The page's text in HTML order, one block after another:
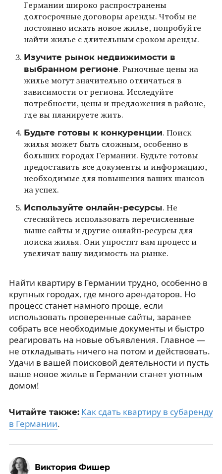
Германии широко распространены
долгосрочные договоры аренды. Чтобы не
постоянно искать новое жилье, попробуйте
найти жилье с длительным сроком аренды.
Изучите рынок недвижимости в
выбранном регионе. Рыночные цены на
жилье могут значительно отличаться в
зависимости от региона. Исследуйте
потребности, цены и предложения в районе,
где вы планируете жить.
Будьте готовы к конкуренции. Поиск
жилья может быть сложным, особенно в
больших городах Германии. Будьте готовы
предоставить все документы и информацию,
необходимые для повышения ваших шансов
на успех.
Используйте онлайн-ресурсы. Не
стесняйтесь использовать перечисленные
выше сайты и другие онлайн-ресурсы для
поиска жилья. Они упростят вам процесс и
увеличат вашу видимость на рынке.
Найти квартиру в Германии трудно, особенно в
крупных городах, где много арендаторов. Но
процесс станет намного проще, если
использовать проверенные сайты, заранее
собрать все необходимые документы и быстро
реагировать на новые объявления. Главное —
не откладывать ничего на потом и действовать.
Удачи в вашей поисковой деятельности и пусть
ваше новое жилье в Германии станет уютным
домом!
Читайте также: Как сдать квартиру в субаренду
в Германии.
Виктория Фишер